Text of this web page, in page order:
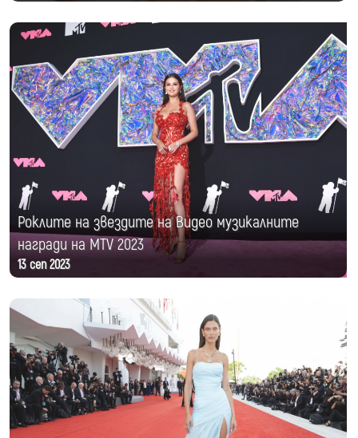
Роклите на звездите на Видео музикалните
награди на MTV 2023
13 сеп 2023